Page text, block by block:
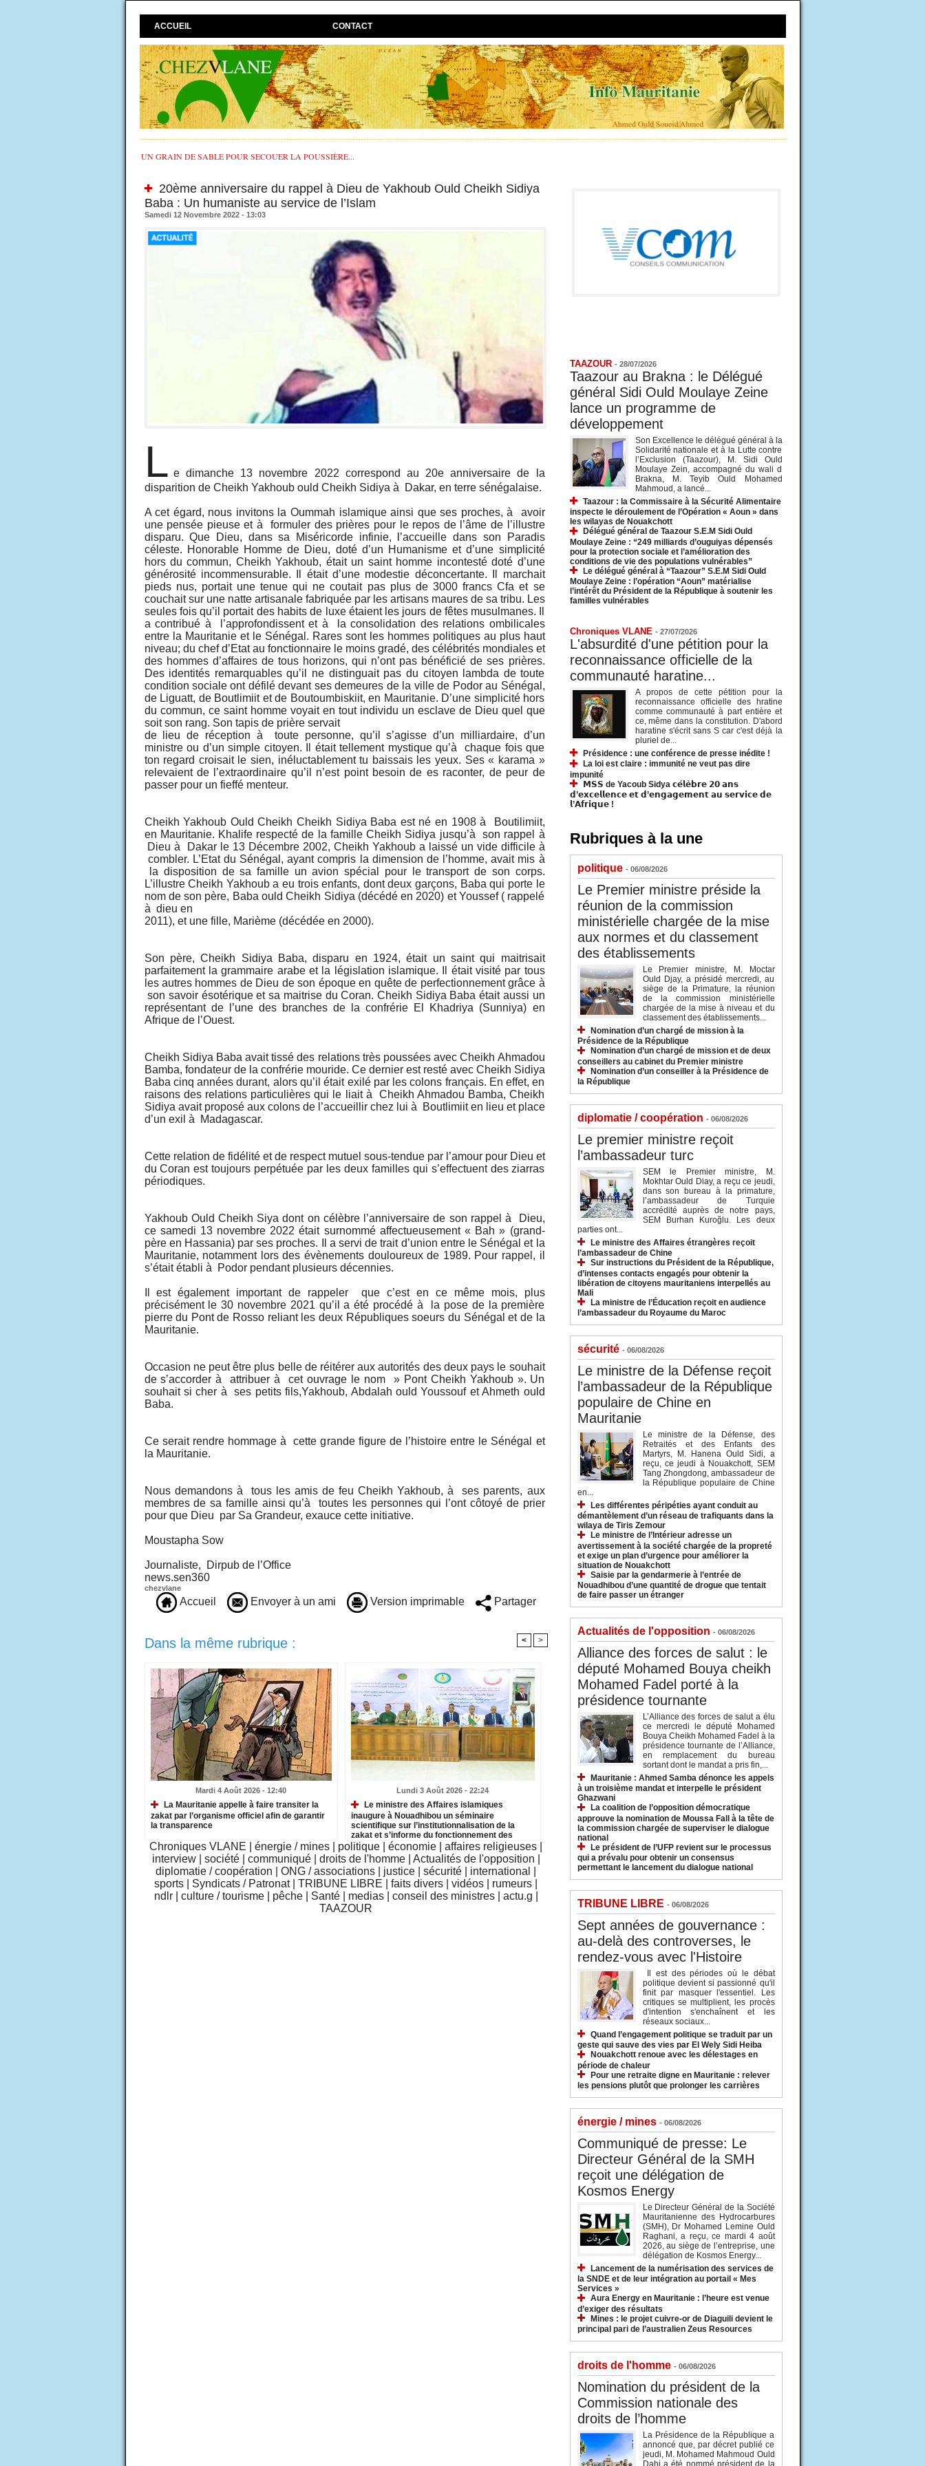
ACCUEIL CONTACT
UN GRAIN DE SABLE POUR SECOUER LA POUSSIÈRE...
20ème anniversaire du rappel à Dieu de Yakhoub Ould Cheikh Sidiya
Baba : Un humaniste au service de l’Islam
Samedi 12 Novembre 2022 - 13:03
L e dimanche 13 novembre 2022 correspond au 20e anniversaire de la
disparition de Cheikh Yakhoub ould Cheikh Sidiya à Dakar, en terre sénégalaise.
A cet égard, nous invitons la Oummah islamique ainsi que ses proches, à avoir
une pensée pieuse et à formuler des prières pour le repos de l’âme de l’illustre
disparu. Que Dieu, dans sa Miséricorde infinie, l’accueille dans son Paradis
céleste. Honorable Homme de Dieu, doté d’un Humanisme et d’une simplicité
hors du commun, Cheikh Yakhoub, était un saint homme incontesté doté d’une
générosité incommensurable. Il était d’une modestie déconcertante. Il marchait
pieds nus, portait une tenue qui ne coutait pas plus de 3000 francs Cfa et se
couchait sur une natte artisanale fabriquée par les artisans maures de sa tribu. Les
seules fois qu’il portait des habits de luxe étaient les jours de fêtes musulmanes. Il
a contribué à l’approfondissent et à la consolidation des relations ombilicales
entre la Mauritanie et le Sénégal. Rares sont les hommes politiques au plus haut
niveau; du chef d’Etat au fonctionnaire le moins gradé, des célébrités mondiales et
des hommes d’affaires de tous horizons, qui n’ont pas bénéficié de ses prières.
Des identités remarquables qu’il ne distinguait pas du citoyen lambda de toute
condition sociale ont défilé devant ses demeures de la ville de Podor au Sénégal,
de Liguatt, de Boutlimiit et de Boutoumbiskiit, en Mauritanie. D’une simplicité hors
du commun, ce saint homme voyait en tout individu un esclave de Dieu quel que
soit son rang. Son tapis de prière servait
de lieu de réception à toute personne, qu’il s’agisse d’un milliardaire, d’un
ministre ou d’un simple citoyen. Il était tellement mystique qu’à chaque fois que
ton regard croisait le sien, inéluctablement tu baissais les yeux. Ses « karama »
relevaient de l’extraordinaire qu’il n’est point besoin de es raconter, de peur de
passer pour un fieffé menteur.
Cheikh Yakhoub Ould Cheikh Cheikh Sidiya Baba est né en 1908 à Boutilimiit,
en Mauritanie. Khalife respecté de la famille Cheikh Sidiya jusqu’à son rappel à
Dieu à Dakar le 13 Décembre 2002, Cheikh Yakhoub a laissé un vide difficile à
combler. L’Etat du Sénégal, ayant compris la dimension de l’homme, avait mis à
la disposition de sa famille un avion spécial pour le transport de son corps.
L’illustre Cheikh Yakhoub a eu trois enfants, dont deux garçons, Baba qui porte le
nom de son père, Baba ould Cheikh Sidiya (décédé en 2020) et Youssef ( rappelé
à dieu en
2011), et une fille, Marième (décédée en 2000).
Son père, Cheikh Sidiya Baba, disparu en 1924, était un saint qui maitrisait
parfaitement la grammaire arabe et la législation islamique. Il était visité par tous
les autres hommes de Dieu de son époque en quête de perfectionnement grâce à
son savoir ésotérique et sa maitrise du Coran. Cheikh Sidiya Baba était aussi un
représentant de l’une des branches de la confrérie El Khadriya (Sunniya) en
Afrique de l’Ouest.
Cheikh Sidiya Baba avait tissé des relations très poussées avec Cheikh Ahmadou
Bamba, fondateur de la confrérie mouride. Ce dernier est resté avec Cheikh Sidiya
Baba cinq années durant, alors qu’il était exilé par les colons français. En effet, en
raisons des relations particulières qui le liait à Cheikh Ahmadou Bamba, Cheikh
Sidiya avait proposé aux colons de l’accueillir chez lui à Boutlimiit en lieu et place
d’un exil à Madagascar.
Cette relation de fidélité et de respect mutuel sous-tendue par l’amour pour Dieu et
du Coran est toujours perpétuée par les deux familles qui s’effectuent des ziarras
périodiques.
Yakhoub Ould Cheikh Siya dont on célèbre l’anniversaire de son rappel à Dieu,
ce samedi 13 novembre 2022 était surnommé affectueusement « Bah » (grand-
père en Hassania) par ses proches. Il a servi de trait d’union entre le Sénégal et la
Mauritanie, notamment lors des évènements douloureux de 1989. Pour rappel, il
s’était établi à Podor pendant plusieurs décennies.
Il est également important de rappeler que c’est en ce même mois, plus
précisément le 30 novembre 2021 qu’il a été procédé à la pose de la première
pierre du Pont de Rosso reliant les deux Républiques soeurs du Sénégal et de la
Mauritanie.
Occasion ne peut être plus belle de réitérer aux autorités des deux pays le souhait
de s’accorder à attribuer à cet ouvrage le nom » Pont Cheikh Yakhoub ». Un
souhait si cher à ses petits fils,Yakhoub, Abdalah ould Youssouf et Ahmeth ould
Baba.
Ce serait rendre hommage à cette grande figure de l’histoire entre le Sénégal et
la Mauritanie.
Nous demandons à tous les amis de feu Cheikh Yakhoub, à ses parents, aux
membres de sa famille ainsi qu’à toutes les personnes qui l’ont côtoyé de prier
pour que Dieu par Sa Grandeur, exauce cette initiative.
Moustapha Sow
Journaliste, Dirpub de l’Office
news.sen360
chezvlane
Accueil Envoyer à un ami Version imprimable Partager
Dans la même rubrique : < >
Mardi 4 Août 2026 - 12:40
La Mauritanie appelle à faire transiter la
zakat par l’organisme officiel afin de garantir
la transparence
Lundi 3 Août 2026 - 22:24
Le ministre des Affaires islamiques
inaugure à Nouadhibou un séminaire
scientifique sur l’institutionnalisation de la
zakat et s’informe du fonctionnement des
institutions relevant du secteur
Chroniques VLANE énergie / mines politique économie affaires religieuses
interview
société communiqué droits de l'homme Actualités de l'opposition
diplomatie / coopération
ONG / associations justice sécurité international
sports
Syndicats / Patronat TRIBUNE LIBRE faits divers vidéos rumeurs
ndlr
culture / tourisme pêche Santé medias conseil des ministres actu.g
TAAZOUR
TAAZOUR - 28/07/2026
Taazour au Brakna : le Délégué
général Sidi Ould Moulaye Zeine
lance un programme de
développement
Son Excellence le délégué général à la
Solidarité nationale et à la Lutte contre
l’Exclusion (Taazour), M. Sidi Ould
Moulaye Zein, accompagné du wali d
Brakna, M. Teyib Ould Mohamed
Mahmoud, a lancé...
Taazour : la Commissaire à la Sécurité Alimentaire
inspecte le déroulement de l’Opération « Aoun » dans
les wilayas de Nouakchott
Délégué général de Taazour S.E.M Sidi Ould
Moulaye Zeine : “249 milliards d’ouguiyas dépensés
pour la protection sociale et l’amélioration des
conditions de vie des populations vulnérables”
Le délégué général à “Taazour” S.E.M Sidi Ould
Moulaye Zeine : l’opération “Aoun” matérialise
l’intérêt du Président de la République à soutenir les
familles vulnérables
Chroniques VLANE - 27/07/2026
L'absurdité d'une pétition pour la
reconnaissance officielle de la
communauté haratine...
A propos de cette pétition pour la
reconnaissance officielle des hratine
comme communauté à part entière et
ce, même dans la constitution. D'abord
haratine s'écrit sans S car c'est déjà la
pluriel de...
Présidence : une conférence de presse inédite !
La loi est claire : immunité ne veut pas dire
impunité
𝗠𝗦𝗦 de Yacoub Sidya 𝗰𝗲́𝗹𝗲̀𝗯𝗿𝗲 𝟮𝟬 𝗮𝗻𝘀
𝗱’𝗲𝘅𝗰𝗲𝗹𝗹𝗲𝗻𝗰𝗲 𝗲𝘁 𝗱’𝗲𝗻𝗴𝗮𝗴𝗲𝗺𝗲𝗻𝘁 𝗮𝘂 𝘀𝗲𝗿𝘃𝗶𝗰𝗲 𝗱𝗲
𝗹’𝗔𝗳𝗿𝗶𝗾𝘂𝗲 !
Rubriques à la une
politique - 06/08/2026
Le Premier ministre préside la
réunion de la commission
ministérielle chargée de la mise
aux normes et du classement
des établissements
Le Premier ministre, M. Moctar
Ould Djay, a présidé mercredi, au
siège de la Primature, la réunion
de la commission ministérielle
chargée de la mise à niveau et du
classement des établissements...
Nomination d’un chargé de mission à la
Présidence de la République
Nomination d’un chargé de mission et de deux
conseillers au cabinet du Premier ministre
Nomination d’un conseiller à la Présidence de
la République
diplomatie / coopération - 06/08/2026
Le premier ministre reçoit
l’ambassadeur turc
SEM le Premier ministre, M.
Mokhtar Ould Diay, a reçu ce jeudi,
dans son bureau à la primature,
l’ambassadeur de Turquie
accrédité auprès de notre pays,
SEM Burhan Kuroğlu. Les deux
parties ont...
Le ministre des Affaires étrangères reçoit
l’ambassadeur de Chine
Sur instructions du Président de la République,
d’intenses contacts engagés pour obtenir la
libération de citoyens mauritaniens interpellés au
Mali
La ministre de l’Éducation reçoit en audience
l’ambassadeur du Royaume du Maroc
sécurité - 06/08/2026
Le ministre de la Défense reçoit
l’ambassadeur de la République
populaire de Chine en
Mauritanie
Le ministre de la Défense, des
Retraités et des Enfants des
Martyrs, M. Hanena Ould Sidi, a
reçu, ce jeudi à Nouakchott, SEM
Tang Zhongdong, ambassadeur de
la République populaire de Chine
en...
Les différentes péripéties ayant conduit au
démantèlement d’un réseau de trafiquants dans la
wilaya de Tiris Zemour
Le ministre de l’Intérieur adresse un
avertissement à la société chargée de la propreté
et exige un plan d’urgence pour améliorer la
situation de Nouakchott
Saisie par la gendarmerie à l’entrée de
Nouadhibou d’une quantité de drogue que tentait
de faire passer un étranger
Actualités de l'opposition - 06/08/2026
Alliance des forces de salut : le
député Mohamed Bouya cheikh
Mohamed Fadel porté à la
présidence tournante
L’Alliance des forces de salut a élu
ce mercredi le député Mohamed
Bouya Cheikh Mohamed Fadel à la
présidence tournante de l’Alliance,
en remplacement du bureau
sortant dont le mandat a pris fin,...
Mauritanie : Ahmed Samba dénonce les appels
à un troisième mandat et interpelle le président
Ghazwani
La coalition de l’opposition démocratique
approuve la nomination de Moussa Fall à la tête de
la commission chargée de superviser le dialogue
national
Le président de l’UFP revient sur le processus
qui a prévalu pour obtenir un consensus
permettant le lancement du dialogue national
TRIBUNE LIBRE - 06/08/2026
Sept années de gouvernance :
au-delà des controverses, le
rendez-vous avec l'Histoire
Il est des périodes où le débat
politique devient si passionné qu'il
finit par masquer l'essentiel. Les
critiques se multiplient, les procès
d'intention s'enchaînent et les
réseaux sociaux...
Quand l’engagement politique se traduit par un
geste qui sauve des vies par El Wely Sidi Heiba
Nouakchott renoue avec les délestages en
période de chaleur
Pour une retraite digne en Mauritanie : relever
les pensions plutôt que prolonger les carrières
énergie / mines - 06/08/2026
Communiqué de presse: Le
Directeur Général de la SMH
reçoit une délégation de
Kosmos Energy
Le Directeur Général de la Société
Mauritanienne des Hydrocarbures
(SMH), Dr Mohamed Lemine Ould
Raghani, a reçu, ce mardi 4 août
2026, au siège de l’entreprise, une
délégation de Kosmos Energy...
Lancement de la numérisation des services de
la SNDE et de leur intégration au portail « Mes
Services »
Aura Energy en Mauritanie : l’heure est venue
d’exiger des résultats
Mines : le projet cuivre-or de Diaguili devient le
principal pari de l’australien Zeus Resources
droits de l'homme - 06/08/2026
Nomination du président de la
Commission nationale des
droits de l’homme
La Présidence de la République a
annoncé que, par décret publié ce
jeudi, M. Mohamed Mahmoud Ould
Dahi a été nommé président de la